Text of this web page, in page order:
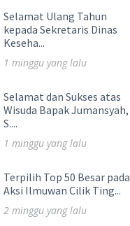
Selamat Ulang Tahun
kepada Sekretaris Dinas
Keseha...
1 minggu yang lalu
Selamat dan Sukses atas
Wisuda Bapak Jumansyah,
S....
1 minggu yang lalu
Terpilih Top 50 Besar pada
Aksi Ilmuwan Cilik Ting...
2 minggu yang lalu